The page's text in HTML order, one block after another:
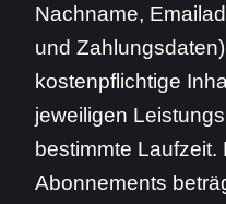
Nachname,
und
kostenpflichtige
jeweiligen
bestimmte
Abonnements